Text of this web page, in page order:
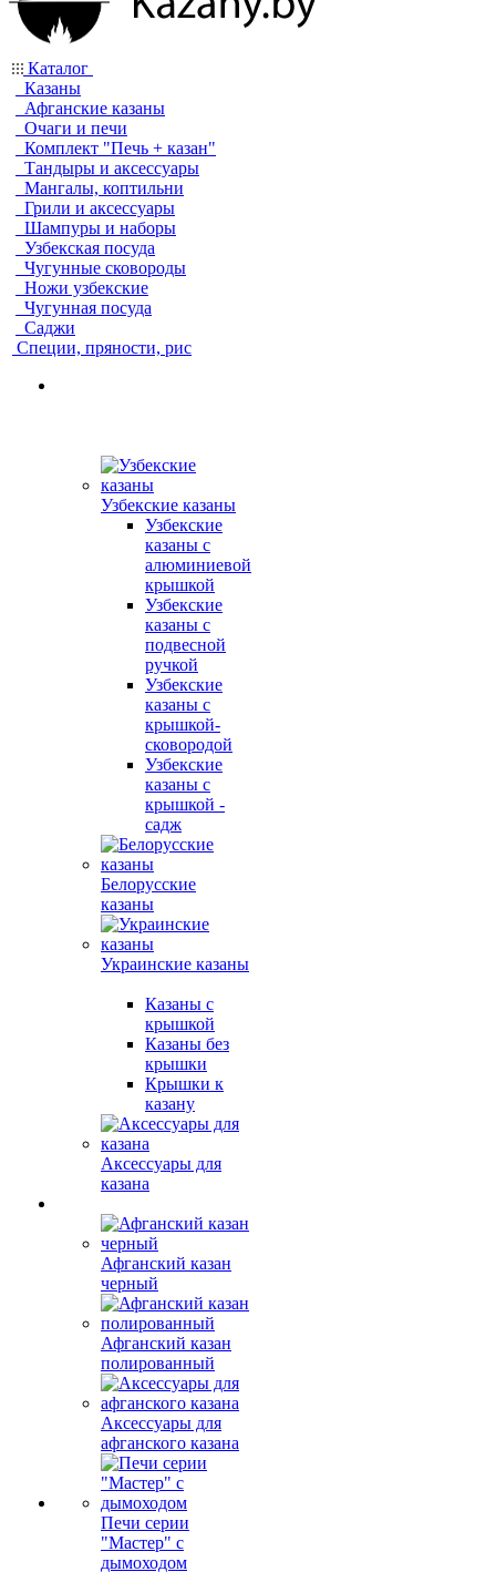
Каталог
Казаны
Афганские казаны
Очаги и печи
Комплект "Печь + казан"
Тандыры и аксессуары
Мангалы, коптильни
Грили и аксессуары
Шампуры и наборы
Узбекская посуда
Чугунные сковороды
Ножи узбекские
Чугунная посуда
Саджи
Специи, пряности, рис
Узбекские казаны
Узбекские
казаны с
алюминиевой
крышкой
Узбекские
казаны с
подвесной
ручкой
Узбекские
казаны с
крышкой-
сковородой
Узбекские
казаны с
крышкой -
садж
Белорусские
казаны
Украинские казаны
Казаны с
крышкой
Казаны без
крышки
Крышки к
казану
Аксессуары для
казана
Афганский казан
черный
Афганский казан
полированный
Аксессуары для
афганского казана
Печи серии
"Мастер" с
дымоходом